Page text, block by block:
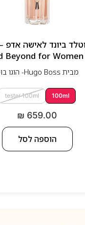
מבית Hugo Boss- הוגו בוס
100ml
tester 100ml
₪ 659.00
הוספה לסל